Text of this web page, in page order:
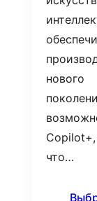
нового
Copilot+,
что…